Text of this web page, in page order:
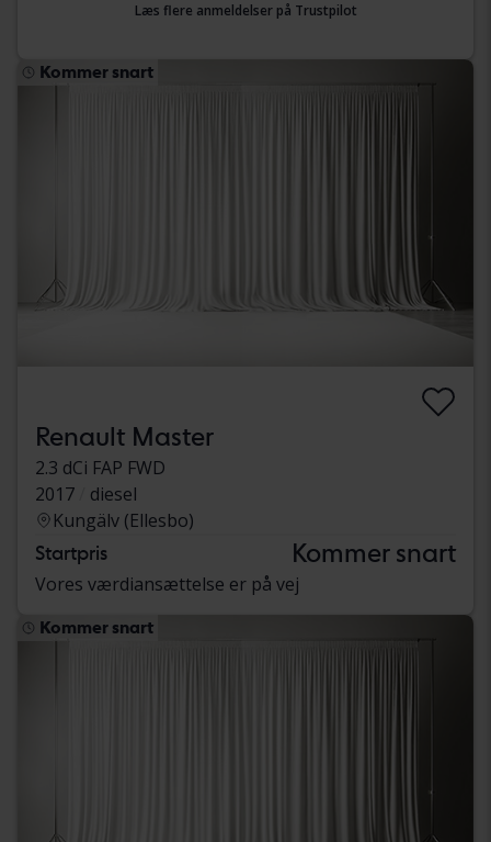
Læs flere anmeldelser på Trustpilot
Kommer snart
Renault Master
2.3 dCi FAP FWD
2017
diesel
Kungälv (Ellesbo)
Startpris Kommer snart
Vores værdiansættelse er på vej
Kommer snart